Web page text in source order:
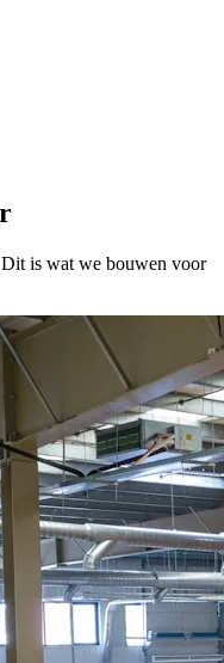
is wat we bouwen voor